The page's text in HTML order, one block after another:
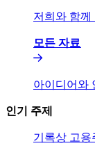
저희와 함께
모든 자료​​
아이디어와
인기 주제​​
기록상 고용